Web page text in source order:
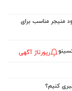
منیجر مناسب برای
رپورتاژ آگهی